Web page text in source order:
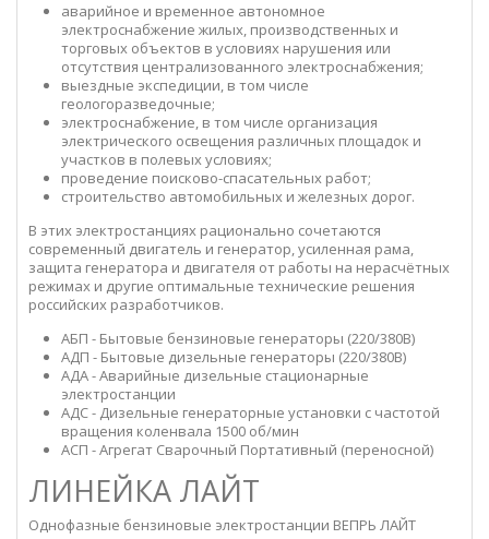
аварийное и временное автономное
электроснабжение жилых, производственных и
торговых объектов в условиях нарушения или
отсутствия централизованного электроснабжения;
выездные экспедиции, в том числе
геологоразведочные;
электроснабжение, в том числе организация
электрического освещения различных площадок и
участков в полевых условиях;
проведение поисково-спасательных работ;
строительство автомобильных и железных дорог.
В этих электростанциях рационально сочетаются
современный двигатель и генератор, усиленная рама,
защита генератора и двигателя от работы на нерасчётных
режимах и другие оптимальные технические решения
российских разработчиков.
АБП - Бытовые бензиновые генераторы (220/380В)
АДП - Бытовые дизельные генераторы (220/380В)
АДА - Аварийные дизельные стационарные
электростанции
АДС - Дизельные генераторные установки с частотой
вращения коленвала 1500 об/мин
АСП - Агрегат Сварочный Портативный (переносной)
ЛИНЕЙКА ЛАЙТ
Однофазные бензиновые электростанции ВЕПРЬ ЛАЙТ